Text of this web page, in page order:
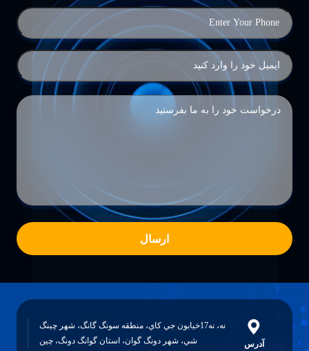
نه17خيابون جي کاي، منطقه سونگ گانگ، شهر چينگ
شهر دونگ گوان، استان گوانگ دونگ، چين